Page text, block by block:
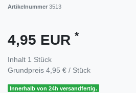
Artikelnummer 3513
4,95 EUR *
Inhalt 1 Stück
Grundpreis 4,95 € / Stück
Innerhalb von 24h versandfertig.